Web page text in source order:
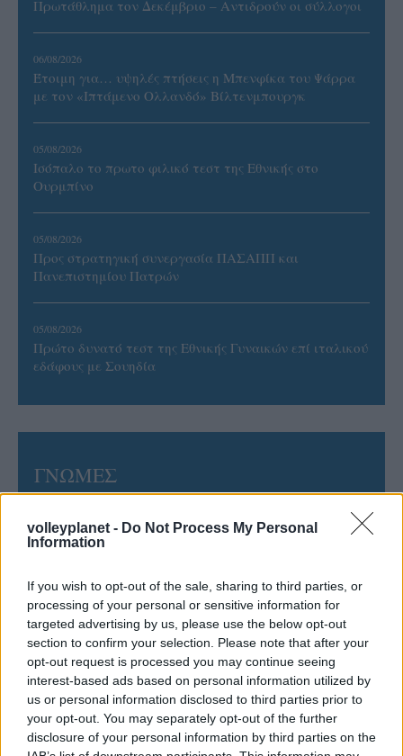
volleyplanet - Do Not Process My Personal
Information
If you wish to opt-out of the sale, sharing to third parties, or
processing of your personal or sensitive information for
targeted advertising by us, please use the below opt-out
section to confirm your selection. Please note that after your
opt-out request is processed you may continue seeing
interest-based ads based on personal information utilized by
us or personal information disclosed to third parties prior to
your opt-out. You may separately opt-out of the further
disclosure of your personal information by third parties on the
Πρωτάθλημα τον Δεκέμβριο – Αντιδρούν οι σύλλογοι
06/08/2026
Έτοιμη για… υψηλές πτήσεις η Μπενφίκα του Ψάρρα
με τον «Ιπτάμενο Ολλανδό» Βίλτενμπουργκ
05/08/2026
Ισόπαλο το πρωτο φιλικό τεστ της Εθνικής στο
Ουρμπίνο
05/08/2026
Προς στρατηγική συνεργασία ΠΑΣΑΠΠ και
Πανεπιστημίου Πατρών
05/08/2026
Πρώτο δυνατό τεστ της Εθνικής Γυναικών επί ιταλικού
εδάφους με Σουηδία
ΓΝΩΜΕΣ
Από την Περούτζια του 2000
στο σήμερα: Tο τρίτο
ευρωπαϊκό ραντεβού του
Παναθηναϊκού με την
ιστορία
ΗΛΙΑΣ ΠΑΠΑΪΩΑΝΝΟΥ